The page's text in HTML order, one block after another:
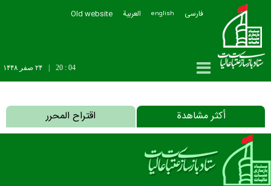
فارسی english العربیة Old website
۲۴ صفر ۱۴۴۸ 20 : 04
أکثر مشاهدة اقتراح المحرر